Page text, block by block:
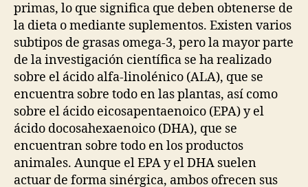
primas, lo que significa que deben obtenerse de
la dieta o mediante suplementos. Existen varios
subtipos de grasas omega-3, pero la mayor parte
de la investigación científica se ha realizado
sobre el ácido alfa-linolénico (ALA), que se
encuentra sobre todo en las plantas, así como
sobre el ácido eicosapentaenoico (EPA) y el
ácido docosahexaenoico (DHA), que se
encuentran sobre todo en los productos
animales. Aunque el EPA y el DHA suelen
actuar de forma sinérgica, ambos ofrecen sus